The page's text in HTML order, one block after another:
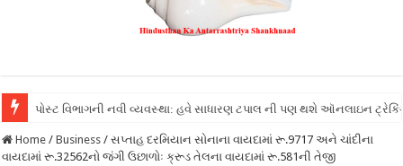
પોસ્ટ વિભાગની નવી વ્યવસ્થા: હવે સાધારણ ટપાલ ની પણ થશે ઑનલાઇન
Home / Business / સપ્તાહ દરમિયાન સોનાના વાયદામાં રૂ.9717 અને ચાંદીના
વાયદામાં રૂ.32562નો જંગી ઉછાળોઃ ક્રૂડ તેલના વાયદામાં રૂ.581ની તેજી